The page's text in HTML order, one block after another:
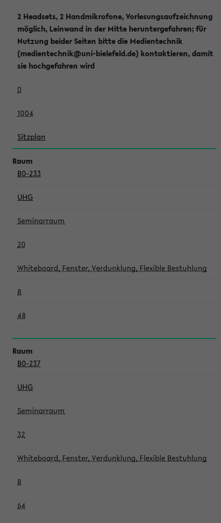
2 Headsets, 2 Handmikrofone, Vorlesungsaufzeichnung
möglich, Leinwand in der Mitte heruntergefahren; für
Nutzung beider Seiten bitte die Medientechnik
(medientechnik@uni-bielefeld.de) kontaktieren, damit
sie hochgefahren wird
0
1004
Sitzplan
B0-233
UHG
Seminarraum
20
Whiteboard, Fenster, Verdunklung, Flexible Bestuhlung
8
48
B0-237
UHG
Seminarraum
32
Whiteboard, Fenster, Verdunklung, Flexible Bestuhlung
8
64